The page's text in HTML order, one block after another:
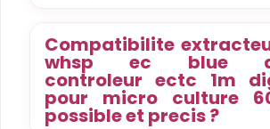
Compatibilite
whsp ec blue
controleur ectc 1m
pour micro culture
possible et precis ?